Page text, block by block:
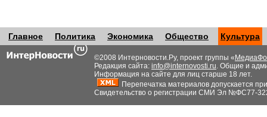
Главное Политика Экономика Общество Культура
©2008 Интерновости.Ру, проект группы «
Редакция сайта: info@internovosti.ru. Общие и
Информация на сайте для лиц старше 18 лет.
Перепечатка материалов допускается
Свидетельство о регистрации СМИ Эл №ФС77-